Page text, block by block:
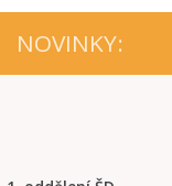
NOVINKY: